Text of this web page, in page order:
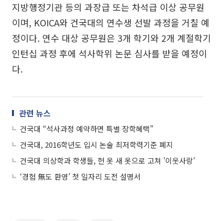
지방행정기관 등의 과장급 또는 차석급 이상 공무원
이며, KOICA와 건국대의 연수생 선발 과정을 거칠 예
정이다. 연수 대상 공무원은 3개 학기와 2개 계절학기
인턴십 과정 후에 석사학위 논문 심사를 받을 예정이
다.
관련 뉴스
건국대 “석사과정 예약하면 특별 장학혜택”
건국대, 2016학년도 입시 논술 최저학력기준 폐지
건국대 의상학과 학생들, 헌 옷 새 옷으로 고쳐 '이웃사랑'
‘경험 無도 환영’ 첫 일자리 도전 설명서